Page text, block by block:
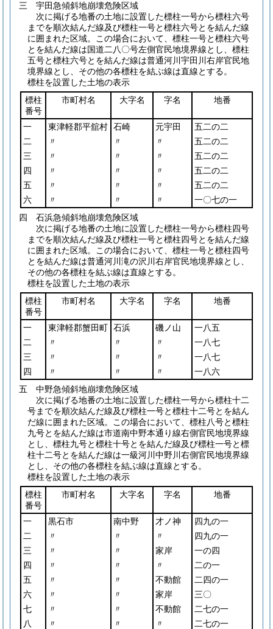
三 宇田急傾斜地崩壊危険区域
次に掲げる地番の土地に設置した標柱一号から標柱六号
までを順次結んだ線及び標柱一号と標柱六号とを結んだ線
に囲まれた区域。この場合において、標柱一号と標柱六号
とを結んだ線は国道二八〇号左側官民地境界線とし、標柱
五号と標柱六号とを結んだ線は普通河川宇田川右岸官民地
境界線とし、その他の各標柱を結ぶ線は直線とする。
標柱を設置した土地の表示
標柱
番号
市町村名 大字名 字名 地番
一 東津軽郡平舘村 石崎 元宇田
五二の二
二
〃 〃 〃
五二の二
三
〃 〃 〃
五二の二
四
〃 〃 〃
五二の二
五
〃 〃 〃
五二の二
六
〃 〃 〃
一〇七の一
四 石浜急傾斜地崩壊危険区域
次に掲げる地番の土地に設置した標柱一号から標柱四号
までを順次結んだ線及び標柱一号と標柱四号とを結んだ線
に囲まれた区域。この場合において、標柱一号と標柱四号
とを結んだ線は普通河川滝の沢川右岸官民地境界線とし、
その他の各標柱を結ぶ線は直線とする。
標柱を設置した土地の表示
標柱
番号
市町村名 大字名 字名 地番
一 東津軽郡蟹田町 石浜 磯ノ山
一八五
二
〃 〃 〃
一八七
三
〃 〃 〃
一八七
四
〃 〃 〃
一八六
五 中野急傾斜地崩壊危険区域
次に掲げる地番の土地に設置した標柱一号から標柱十二
号までを順次結んだ線及び標柱一号と標柱十二号とを結ん
だ線に囲まれた区域。この場合において、標柱八号と標柱
九号とを結んだ線は市道南中野本通り線右側官民地境界線
とし、標柱九号と標柱十号とを結んだ線及び標柱一号と標
柱十二号とを結んだ線は一級河川中野川右側官民地境界線
とし、その他の各標柱を結ぶ線は直線とする。
標柱を設置した土地の表示
標柱
番号
市町村名 大字名 字名 地番
一 黒石市 南中野 才ノ神
四九の一
二
〃 〃 〃
四九の一
三
〃 〃 家岸
一の四
四
〃 〃 〃
二の一
五
〃 〃 不動館
二四の一
六
〃 〃 家岸
三〇
七
〃 〃 不動館
二七の一
八
〃 〃 〃
二七の一